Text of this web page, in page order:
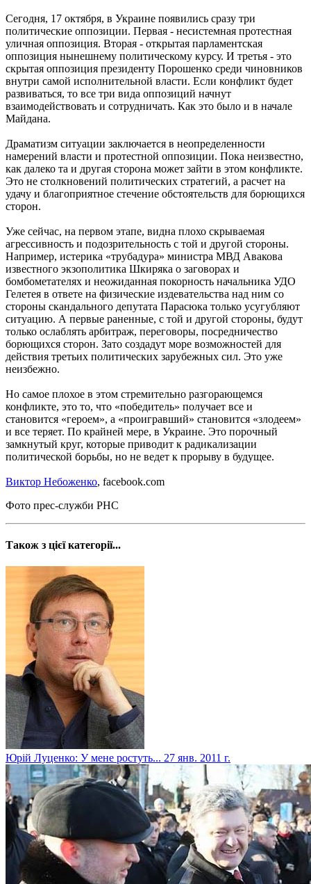
Сегодня, 17 октября, в Украине появились сразу три
политические оппозиции. Первая - несистемная протестная
уличная оппозиция. Вторая - открытая парламентская
оппозиция нынешнему политическому курсу. И третья - это
скрытая оппозиция президенту Порошенко среди чиновников
внутри самой исполнительной власти. Если конфликт будет
развиваться, то все три вида оппозиций начнут
взаимодействовать и сотрудничать. Как это было и в начале
Майдана.
Драматизм ситуации заключается в неопределенности
намерений власти и протестной оппозиции. Пока неизвестно,
как далеко та и другая сторона может зайти в этом конфликте.
Это не столкновений политических стратегий, а расчет на
удачу и благоприятное стечение обстоятельств для борющихся
сторон.
Уже сейчас, на первом этапе, видна плохо скрываемая
агрессивность и подозрительность с той и другой стороны.
Например, истерика «трубадура» министра МВД Авакова
известного экзополитика Шкиряка о заговорах и
бомбометателях и неожиданная покорность начальника УДО
Гелетея в ответе на физические издевательства над ним со
стороны скандального депутата Парасюка только усугубляют
ситуацию. А первые раненные, с той и другой стороны, будут
только ослаблять арбитраж, переговоры, посредничество
борющихся сторон. Зато создадут море возможностей для
действия третьих политических зарубежных сил. Это уже
неизбежно.
Но самое плохое в этом стремительно разгорающемся
конфликте, это то, что «победитель» получает все и
становится «героем», а «проигравший» становится «злодеем»
и все теряет. По крайней мере, в Украине. Это порочный
замкнутый круг, которые приводит к радикализации
политической борьбы, но не ведет к прорыву в будущее.
Виктор Небоженко, facebook.com
Фото прес-служби РНС
Також з цієї категорії...
Юрій Луценко: У мене ростуть... 27 янв. 2011 г.